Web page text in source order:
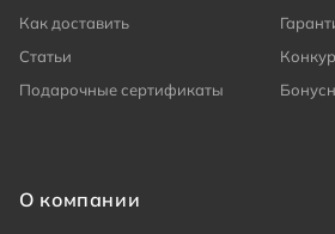
Как доставить
Статьи
Подарочные сертификаты
О компании